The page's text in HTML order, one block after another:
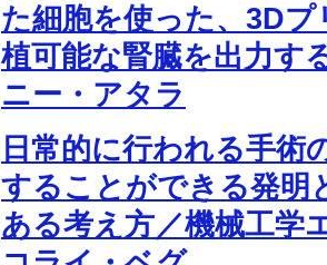
た細胞を使った、3D
植可能な腎臓を出力す
ニー・アタラ
日常的に行われる手術
することができる発明
ある考え方／機械工学